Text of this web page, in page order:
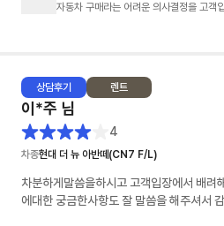
자동차 구매라는 어려운 의사결정을 고객
상담후기 렌트
이*주 님
4
차종현대 더 뉴 아반떼(CN7 F/L)
차분하게말씀을하시고 고객입장에서 배려
에대한 궁금한사항도 잘 말씀을 해주셔서